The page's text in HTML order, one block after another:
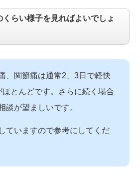
らい様子を見ればよいでしょ
、関節痛は通常2、3日で軽快
とんどです。さらに続く場合
談が望ましいです。
ていますので参考にしてくだ